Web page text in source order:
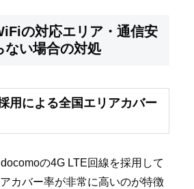
の対応エリア・通信安
ない場合の対処
用による全国エリアカバー
の4G LTE回線を採用して
カバー率が非常に高いのが特徴